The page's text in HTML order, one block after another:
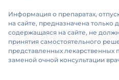
Информация о препаратах,
на сайте, предназначена
содержащаяся на сайте, не
принятия самостоятельного
представленных лекарственных
заменой очной консультации